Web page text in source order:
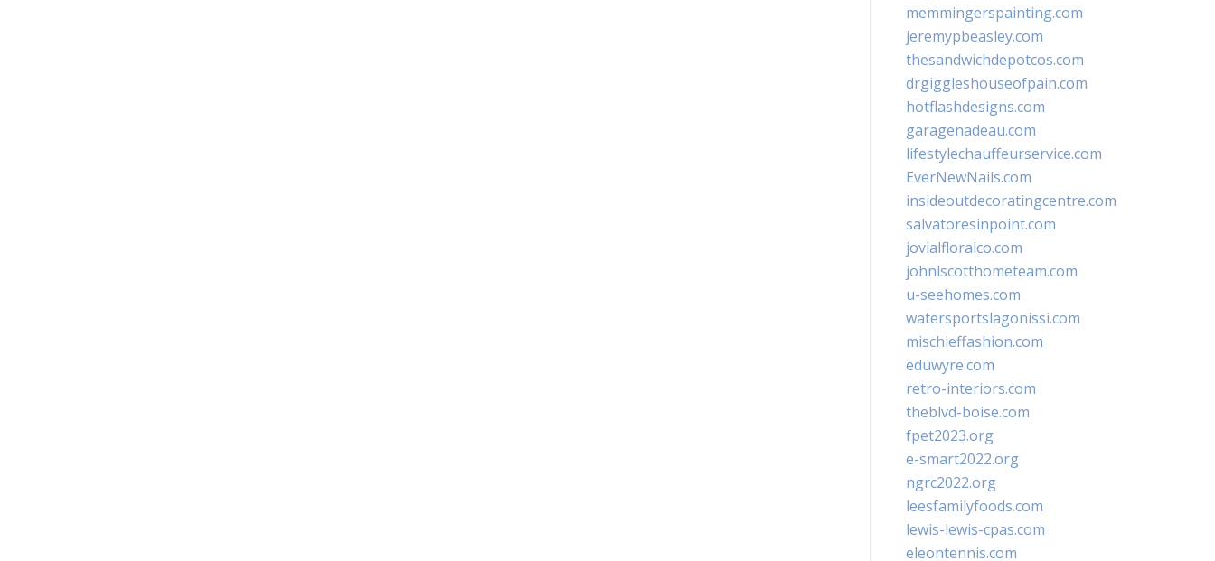
memmingerspainting.com
jeremypbeasley.com
thesandwichdepotcos.com
drgiggleshouseofpain.com
hotflashdesigns.com
garagenadeau.com
lifestylechauffeurservice.com
EverNewNails.com
insideoutdecoratingcentre.com
salvatoresinpoint.com
jovialfloralco.com
johnlscotthometeam.com
u-seehomes.com
watersportslagonissi.com
mischieffashion.com
eduwyre.com
retro-interiors.com
theblvd-boise.com
fpet2023.org
e-smart2022.org
ngrc2022.org
leesfamilyfoods.com
lewis-lewis-cpas.com
eleontennis.com